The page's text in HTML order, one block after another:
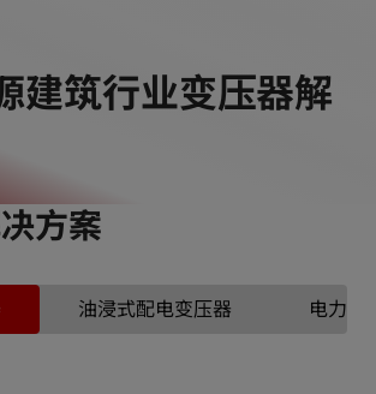
建筑行业变压器解
方案
油浸式配电变压器 电力变